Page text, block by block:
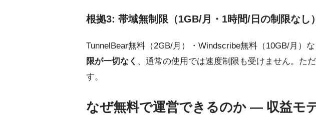
根拠3: 帯域無制限（1GB/月・1時間/日の制限なし）
TunnelBear無料（2GB/月）・Windscribe無料（10GB/月）
限が一切なく 、通常の使用では速度制限も受けません。た
す。
なぜ無料で運営できるのか — 収益モ